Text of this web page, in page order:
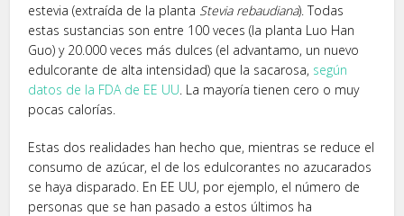
estevia (extraída de la planta Stevia rebaudiana). Todas
estas sustancias son entre 100 veces (la planta Luo Han
Guo) y 20.000 veces más dulces (el advantamo, un nuevo
edulcorante de alta intensidad) que la sacarosa, según
datos de la FDA de EE UU. La mayoría tienen cero o muy
pocas calorías.
Estas dos realidades han hecho que, mientras se reduce el
consumo de azúcar, el de los edulcorantes no azucarados
se haya disparado. En EE UU, por ejemplo, el número de
personas que se han pasado a estos últimos ha